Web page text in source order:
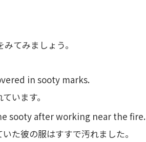
てみましょう。
in sooty marks.
います。
sooty after working near the fire.
た彼の服はすすで汚れました。